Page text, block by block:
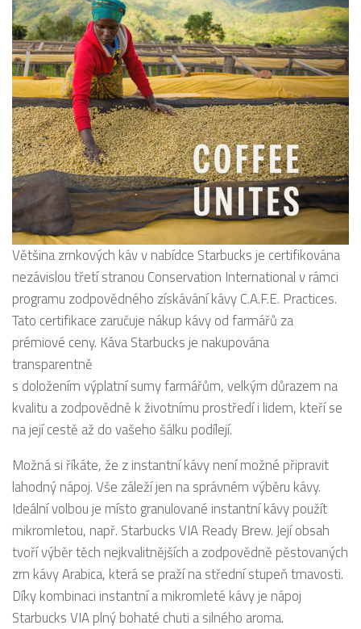
Většina zrnkových káv v nabídce Starbucks je certifikována
nezávislou třetí stranou Conservation International v rámci
programu zodpovědného získávání kávy C.A.F.E. Practices.
Tato certifikace zaručuje nákup kávy od farmářů za
prémiové ceny. Káva Starbucks je nakupována
transparentně
s doložením výplatní sumy farmářům, velkým důrazem na
kvalitu a zodpovědně k životnímu prostředí i lidem, kteří se
na její cestě až do vašeho šálku podílejí.
Možná si říkáte, že z instantní kávy není možné připravit
lahodný nápoj. Vše záleží jen na správném výběru kávy.
Ideální volbou je místo granulované instantní kávy použít
mikromletou, např. Starbucks VIA Ready Brew. Její obsah
tvoří výběr těch nejkvalitnějších a zodpovědně pěstovaných
zrn kávy Arabica, která se praží na střední stupeň tmavosti.
Díky kombinaci instantní a mikromleté kávy je nápoj
Starbucks VIA plný bohaté chuti a silného aroma.